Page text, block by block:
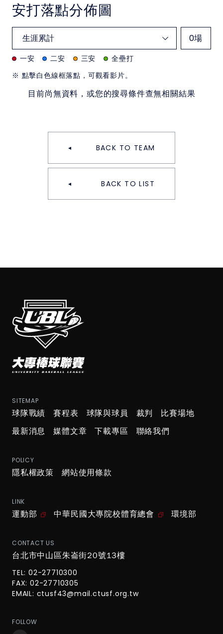
安打落點分佈圖
0場
一安 二安 三安
全壘打
※ 點擊白色線框落點，可觀看影片。
目前尚無資料，或您的搜尋條件查無相關結果
BACK TO TEAM
BACK TO LIST
SITEMAP
球隊戰績 賽程表 球隊與球員 裁判
比賽場地
最新消息
媒體文章 下載專區 聯絡我們
POLICY
隱私權政策 網站使用條款
LINK
運動部 中華民國大專院校體育總會 環境部
CONTACT US
台北市中山區朱崙街20號13樓
TEL: 02-27710300
FAX: 02-27710305
EMAIL: ctusf43@mail.ctusf.org.tw
FOLLOW